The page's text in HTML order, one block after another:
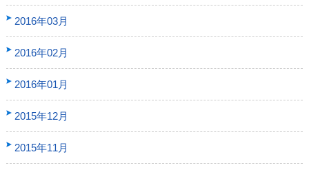
2016年03月
2016年02月
2016年01月
2015年12月
2015年11月